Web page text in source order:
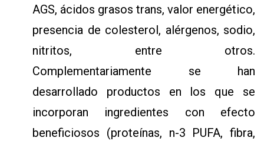
AGS, ácidos grasos trans, valor energético,
presencia de colesterol, alérgenos, sodio,
nitritos, entre otros.
Complementariamente se han
desarrollado productos en los que se
incorporan ingredientes con efecto
beneficiosos (proteínas, n-3 PUFA, fibra,